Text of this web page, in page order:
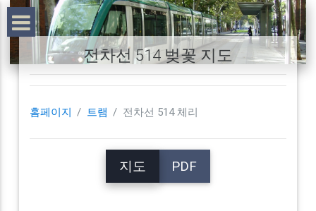
전차선 514 벚꽃 지도
홈페이지 트램 전차선 514 체리
지도 PDF